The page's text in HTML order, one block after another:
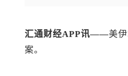
汇通财经APP讯——美
案。